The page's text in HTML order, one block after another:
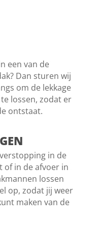
een van de
Dan sturen wij
om de lekkage
lossen, zodat er
ontstaat.
in de
of in de afvoer in
lossen
op, zodat jij weer
maken van de